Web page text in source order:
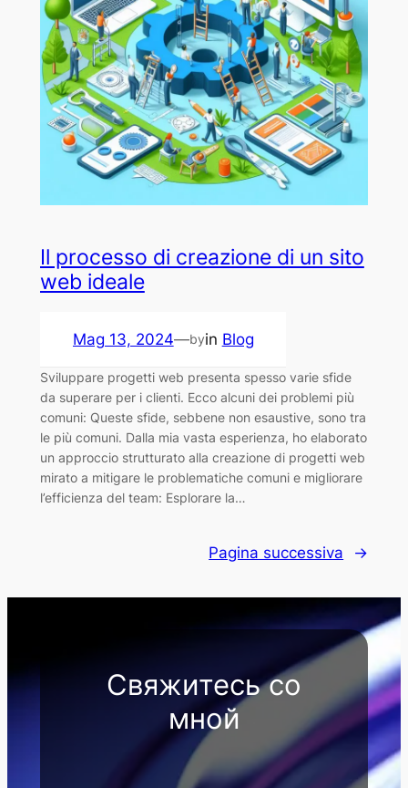
Il processo di creazione di un sito
web ideale
Mag 13, 2024—byin Blog
Sviluppare progetti web presenta spesso varie sfide
da superare per i clienti. Ecco alcuni dei problemi più
comuni: Queste sfide, sebbene non esaustive, sono tra
le più comuni. Dalla mia vasta esperienza, ho elaborato
un approccio strutturato alla creazione di progetti web
mirato a mitigare le problematiche comuni e migliorare
l’efficienza del team: Esplorare la…
Pagina successiva →
Свяжитесь со
мной